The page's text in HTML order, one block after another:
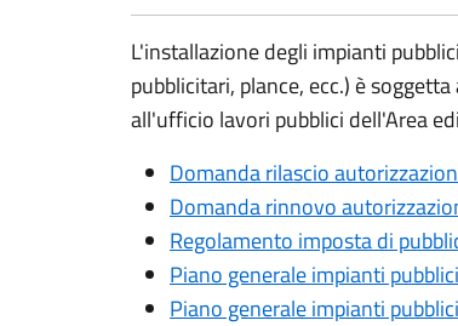
L'installazione degli impianti
pubblicitari, plance, ecc.) è
all'ufficio lavori pubblici dell'Area
Domanda rilascio
Domanda rinnovo
Regolamento imposta di
Piano generale impianti
Piano generale impianti